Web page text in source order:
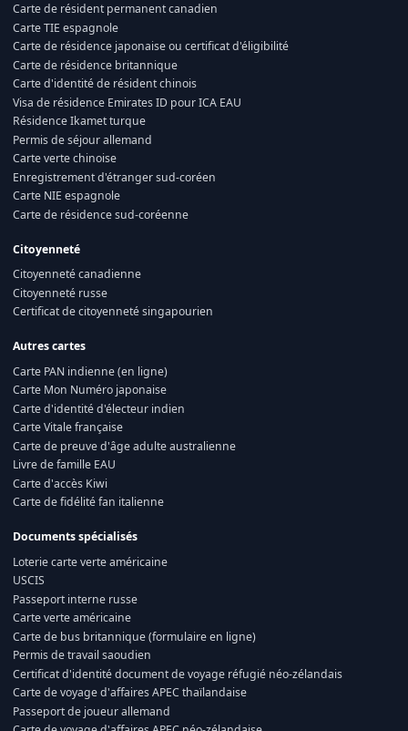
Carte de résident permanent canadien
Carte TIE espagnole
Carte de résidence japonaise ou certificat d'éligibilité
Carte de résidence britannique
Carte d'identité de résident chinois
Visa de résidence Emirates ID pour ICA EAU
Résidence Ikamet turque
Permis de séjour allemand
Carte verte chinoise
Enregistrement d'étranger sud-coréen
Carte NIE espagnole
Carte de résidence sud-coréenne
Citoyenneté
Citoyenneté canadienne
Citoyenneté russe
Certificat de citoyenneté singapourien
Autres cartes
Carte PAN indienne (en ligne)
Carte Mon Numéro japonaise
Carte d'identité d'électeur indien
Carte Vitale française
Carte de preuve d'âge adulte australienne
Livre de famille EAU
Carte d'accès Kiwi
Carte de fidélité fan italienne
Documents spécialisés
Loterie carte verte américaine
USCIS
Passeport interne russe
Carte verte américaine
Carte de bus britannique (formulaire en ligne)
Permis de travail saoudien
Certificat d'identité document de voyage réfugié néo-zélandais
Carte de voyage d'affaires APEC thaïlandaise
Passeport de joueur allemand